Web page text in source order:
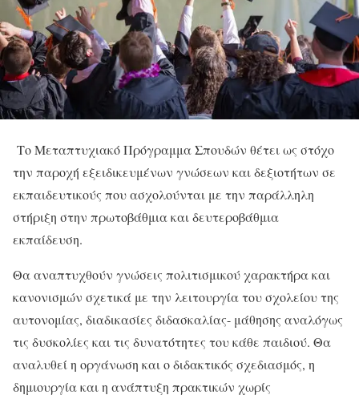
Το Μεταπτυχιακό Πρόγραμμα Σπουδών θέτει ως στόχο
την παροχή εξειδικευμένων γνώσεων και δεξιοτήτων σε
εκπαιδευτικούς που ασχολούνται με την παράλληλη
στήριξη στην πρωτοβάθμια και δευτεροβάθμια
εκπαίδευση.
Θα αναπτυχθούν γνώσεις πολιτισμικού χαρακτήρα και
κανονισμών σχετικά με την λειτουργία του σχολείου της
αυτονομίας, διαδικασίες διδασκαλίας- μάθησης αναλόγως
τις δυσκολίες και τις δυνατότητες του κάθε παιδιού. Θα
αναλυθεί η οργάνωση και ο διδακτικός σχεδιασμός, η
δημιουργία και η ανάπτυξη πρακτικών χωρίς